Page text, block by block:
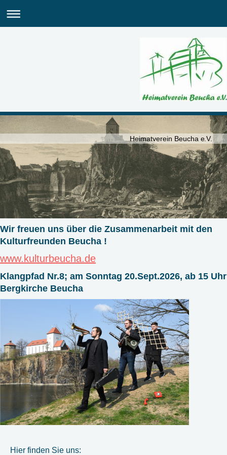
Heimatverein Beucha e.V.
Wir freuen uns über die Zusammenarbeit mit den
Kulturfreunden Beucha !
www.kulturbeucha.de
Klangpfad Nr.8; am Sonntag 20.Sept.2026, ab 15 Uhr
Bergkirche Beucha
Hier finden Sie uns: